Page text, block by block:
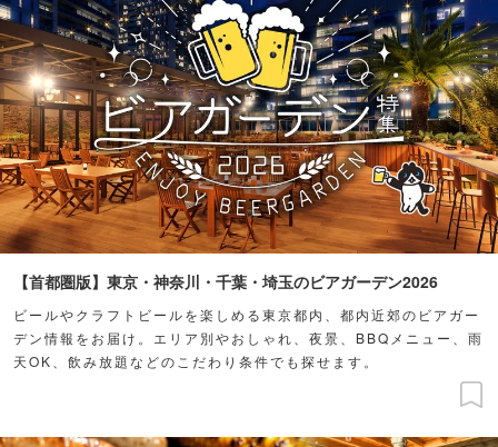
【首都圏版】東京・神奈川・千葉・埼玉のビアガーデン2026
ビールやクラフトビールを楽しめる東京都内、都内近郊のビアガー
デン情報をお届け。エリア別やおしゃれ、夜景、BBQメニュー、雨
天OK、飲み放題などのこだわり条件でも探せます。